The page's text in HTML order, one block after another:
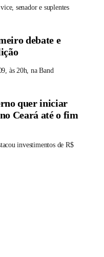
senador e suplentes
debate e
às 20h, na Band
quer iniciar
Ceará até o fim
investimentos de R$